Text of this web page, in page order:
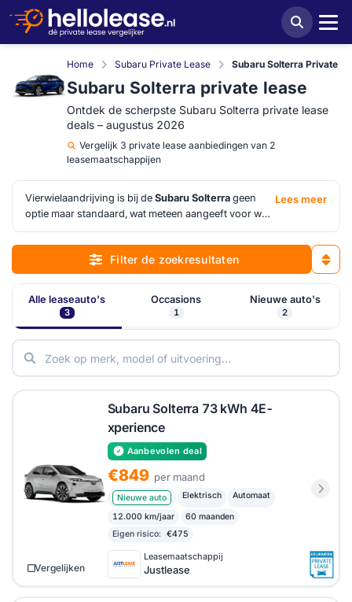
Home Subaru Private Lease Subaru Solterra Private
Subaru Solterra private lease
Ontdek de scherpste Subaru Solterra private lease
deals – augustus 2026
Vergelijk 3 private lease aanbiedingen van 2
leasemaatschappijen
Vierwielaandrijving is bij de Subaru Solterra geen
optie maar standaard, wat meteen aangeeft voor welk
type rijder deze elektrische SUV bedoeld is. Subaru
en Toyota ontwikkelden hem samen, maar de Solterra
heeft een eigen karakter: robuust, praktisch en
zonder fratsen. Voor gezinnen en rijders die ook
buiten de verharde weg willen komen, biedt hij meer
zekerheid dan de meeste elektrische SUV's in zijn
klasse. De beschikbare aanbiedingen voor
Solterra private leasezijn via HelloLease te
vergelijken, zodat je een goed beeld krijgt van wat de
Lees meer
Filter de zoekresultaten
Alle leaseauto's
3
Occasions
1
Nieuwe auto's
2
Subaru Solterra 73 kWh 4E-
xperience
Aanbevolen deal
€849 per maand
Nieuwe auto Elektrisch Automaat
12.000 km/jaar
60 maanden
Eigen risico:
€475
Leasemaatschappij
Justlease
Vergelijken